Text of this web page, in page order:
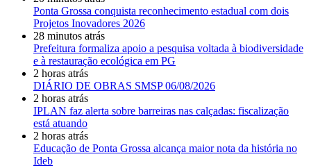
Ponta Grossa conquista reconhecimento estadual com dois
Projetos Inovadores 2026
28 minutos atrás
Prefeitura formaliza apoio a pesquisa voltada à biodiversidade
e à restauração ecológica em PG
2 horas atrás
DIÁRIO DE OBRAS SMSP 06/08/2026
2 horas atrás
IPLAN faz alerta sobre barreiras nas calçadas: fiscalização
está atuando
2 horas atrás
Educação de Ponta Grossa alcança maior nota da história no
Ideb